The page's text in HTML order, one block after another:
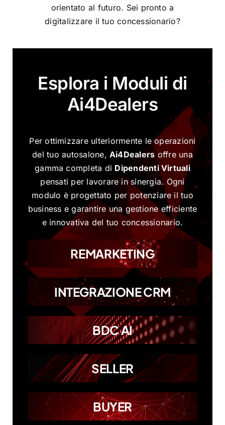
orientato al futuro. Sei pronto a
digitalizzare il tuo concessionario?
Esplora i Moduli di
Ai4Dealers
Per ottimizzare ulteriormente le operazioni
del tuo autosalone, Ai4Dealersoffre una
gamma completa di Dipendenti Virtuali
pensati per lavorare in sinergia. Ogni
modulo è progettato per potenziare il tuo
business e garantire una gestione efficiente
e innovativa del tuo concessionario.
REMARKETING
INTEGRAZIONE CRM
BDC AI
SELLER
BUYER